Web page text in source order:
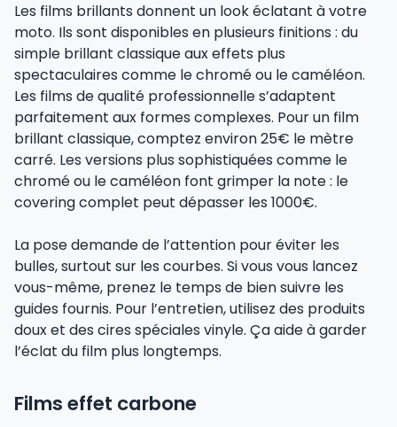
Les films brillants donnent un look éclatant à votre
moto. Ils sont disponibles en plusieurs finitions : du
simple brillant classique aux effets plus
spectaculaires comme le chromé ou le caméléon.
Les films de qualité professionnelle s’adaptent
parfaitement aux formes complexes. Pour un film
brillant classique, comptez environ 25€ le mètre
carré. Les versions plus sophistiquées comme le
chromé ou le caméléon font grimper la note : le
covering complet peut dépasser les 1000€.
La pose demande de l’attention pour éviter les
bulles, surtout sur les courbes. Si vous vous lancez
vous-même, prenez le temps de bien suivre les
guides fournis. Pour l’entretien, utilisez des produits
doux et des cires spéciales vinyle. Ça aide à garder
l’éclat du film plus longtemps.
Films effet carbone